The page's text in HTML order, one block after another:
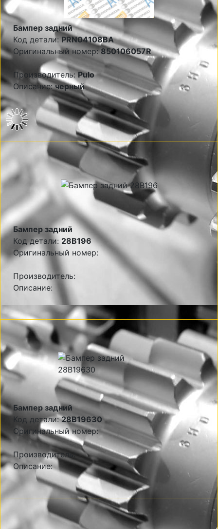
Бампер задний
Код детали:PRN04108BA
Оригинальный номер:850106057R
Производитель:Pulo
Описание:черный
Бампер задний
Код детали: 28B196
Оригинальный номер:
Производитель:
Описание:
Бампер задний
Код детали:28B19630
Оригинальный номер:
Производитель:
Описание: